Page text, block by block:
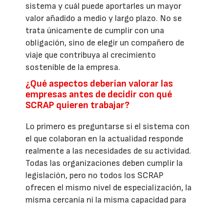
sistema y cuál puede aportarles un mayor
valor añadido a medio y largo plazo. No se
trata únicamente de cumplir con una
obligación, sino de elegir un compañero de
viaje que contribuya al crecimiento
sostenible de la empresa.
¿Qué aspectos deberían valorar las
empresas antes de decidir con qué
SCRAP quieren trabajar?
Lo primero es preguntarse si el sistema con
el que colaboran en la actualidad responde
realmente a las necesidades de su actividad.
Todas las organizaciones deben cumplir la
legislación, pero no todos los SCRAP
ofrecen el mismo nivel de especialización, la
misma cercanía ni la misma capacidad para